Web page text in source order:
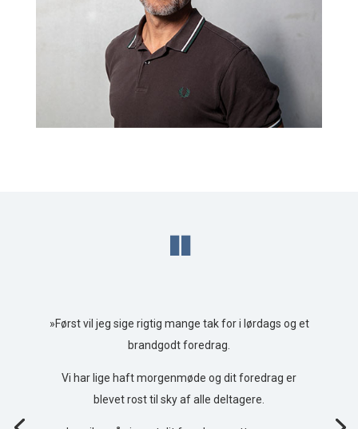
"
»Først vil jeg sige rigtig mange tak for i lørdags og et
brandgodt foredrag.
Vi har lige haft morgenmøde og dit foredrag er
blevet rost til sky af alle deltagere.